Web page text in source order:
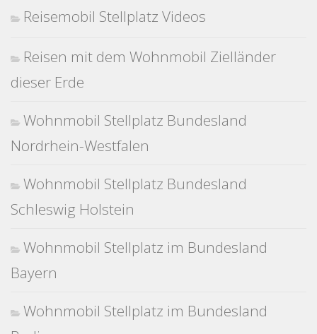
Reisemobil Stellplatz Videos
Reisen mit dem Wohnmobil Zielländer
dieser Erde
Wohnmobil Stellplatz Bundesland
Nordrhein-Westfalen
Wohnmobil Stellplatz Bundesland
Schleswig Holstein
Wohnmobil Stellplatz im Bundesland
Bayern
Wohnmobil Stellplatz im Bundesland